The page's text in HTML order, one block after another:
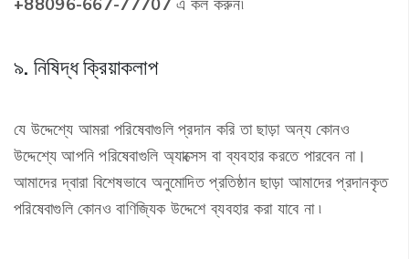
+88096-667-77707 এ কল করুন৷
৯. নিষিদ্ধ ক্রিয়াকলাপ
যে উদ্দেশ্যে আমরা পরিষেবাগুলি প্রদান করি তা ছাড়া অন্য কোনও
উদ্দেশ্যে আপনি পরিষেবাগুলি অ্যাক্সেস বা ব্যবহার করতে পারবেন না।
আমাদের দ্বারা বিশেষভাবে অনুমোদিত প্রতিষ্ঠান ছাড়া আমাদের প্রদানকৃত
পরিষেবাগুলি কোনও বাণিজ্যিক উদ্দেশে ব্যবহার করা যাবে না ৷